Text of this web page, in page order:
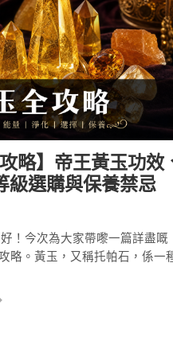
略】帝王黃玉功效
級選購與保養禁忌
！今次為大家帶嚟一篇詳盡嘅
略。黃玉，又稱托帕石，係一